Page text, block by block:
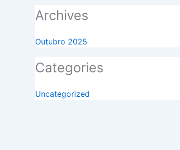
Archives
Outubro 2025
Categories
Uncategorized